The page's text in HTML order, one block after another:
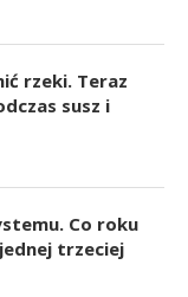
rzeki. Teraz
susz i
Co roku
trzeciej